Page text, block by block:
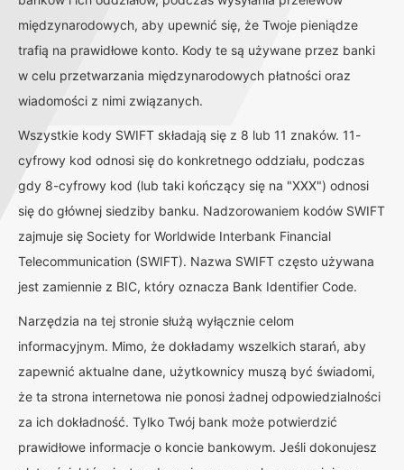
międzynarodowych, aby upewnić się, że Twoje pieniądze
trafią na prawidłowe konto. Kody te są używane przez banki
w celu przetwarzania międzynarodowych płatności oraz
wiadomości z nimi związanych.
Wszystkie kody SWIFT składają się z 8 lub 11 znaków. 11-
cyfrowy kod odnosi się do konkretnego oddziału, podczas
gdy 8-cyfrowy kod (lub taki kończący się na "XXX") odnosi
się do głównej siedziby banku. Nadzorowaniem kodów SWIFT
zajmuje się Society for Worldwide Interbank Financial
Telecommunication (SWIFT). Nazwa SWIFT często używana
jest zamiennie z BIC, który oznacza Bank Identifier Code.
Narzędzia na tej stronie służą wyłącznie celom
informacyjnym. Mimo, że dokładamy wszelkich starań, aby
zapewnić aktualne dane, użytkownicy muszą być świadomi,
że ta strona internetowa nie ponosi żadnej odpowiedzialności
za ich dokładność. Tylko Twój bank może potwierdzić
prawidłowe informacje o koncie bankowym. Jeśli dokonujesz